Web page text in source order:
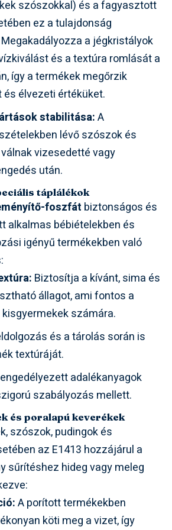
szószokkal) és a fagyasztott
ez a tulajdonság
a jégkristályok
és a textúra romlását a
így a termékek megőrzik
élvezeti értéküket.
stabilitása:A
lévő szószok és
vizesedetté vagy
után.
táplálékok
foszfát biztonságos és
alkalmas bébiételekben és
igényű termékekben való
Biztosítja a kívánt, sima és
állagot, ami fontos a
számára.
és a tárolás során is
textúráját.
adalékanyagok
szabályozás mellett.
és poralapú keverékek
szószok, pudingok és
az E1413 hozzájárul a
sűrítéshez hideg vagy meleg
A porított termékekben
köti meg a vizet, így